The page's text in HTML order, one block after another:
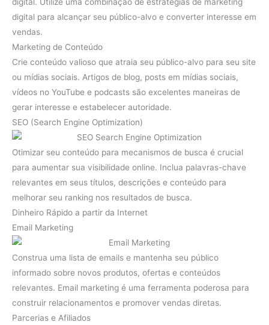
digital. Utilize uma combinação de estratégias de marketing
digital para alcançar seu público-alvo e converter interesse em
vendas.
Marketing de Conteúdo
Crie conteúdo valioso que atraia seu público-alvo para seu site
ou mídias sociais. Artigos de blog, posts em mídias sociais,
vídeos no YouTube e podcasts são excelentes maneiras de
gerar interesse e estabelecer autoridade.
SEO (Search Engine Optimization)
Otimizar seu conteúdo para mecanismos de busca é crucial
para aumentar sua visibilidade online. Inclua palavras-chave
relevantes em seus títulos, descrições e conteúdo para
melhorar seu ranking nos resultados de busca.
Dinheiro Rápido a partir da Internet
Email Marketing
Construa uma lista de emails e mantenha seu público
informado sobre novos produtos, ofertas e conteúdos
relevantes. Email marketing é uma ferramenta poderosa para
construir relacionamentos e promover vendas diretas.
Parcerias e Afiliados